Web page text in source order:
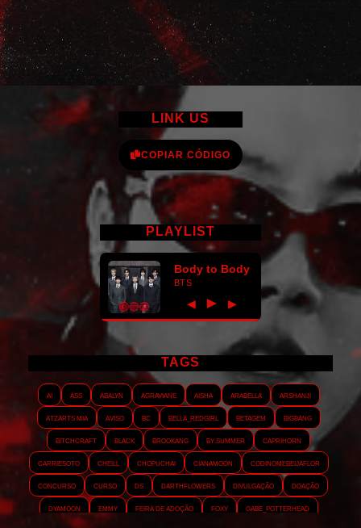
LINK US
COPIAR CÓDIGO
PLAYLIST
Body to Body
BTS
◀ ► ▶
TAGS
AI ASS Abalyn Agraviane Aisha Arabella
Arshanji
Atzarts Mia
Aviso BC Bella_RedGirl Betagem
Bigbang
Bitchcraft
Black Brookang By.summer
Caprihorn
Carriesoto
Cheill Chopuchai Cianamoon
Codinomebeijaflor
Concurso
Curso DS Darthflowers Divulgação
Doação
Dyamoon
Emmy Feira de adoção Foxy
Gabe_Potterhead